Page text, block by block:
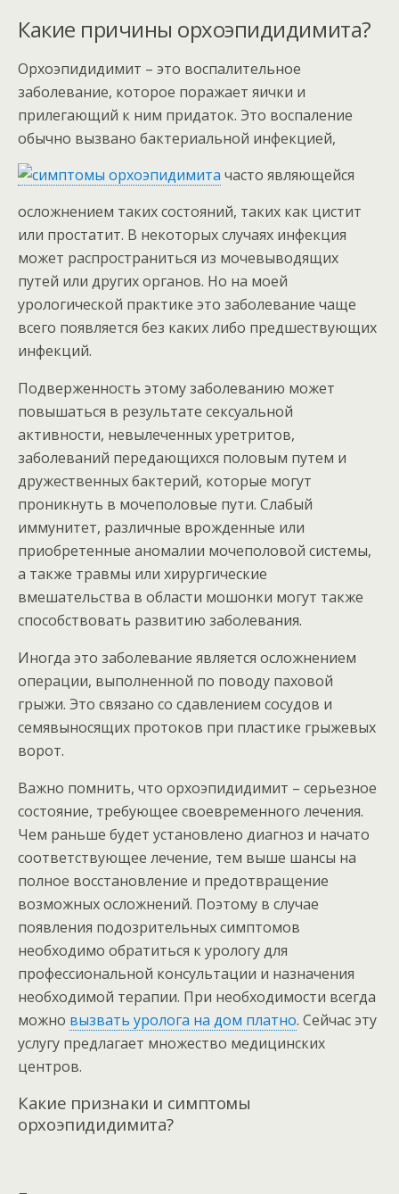
Какие причины орхоэпидидимита?
Орхоэпидидимит – это воспалительное
заболевание, которое поражает яички и
прилегающий к ним придаток. Это воспаление
обычно вызвано бактериальной инфекцией,
часто являющейся
осложнением таких состояний, таких как цистит
или простатит. В некоторых случаях инфекция
может распространиться из мочевыводящих
путей или других органов. Но на моей
урологической практике это заболевание чаще
всего появляется без каких либо предшествующих
инфекций.
Подверженность этому заболеванию может
повышаться в результате сексуальной
активности, невылеченных уретритов,
заболеваний передающихся половым путем и
дружественных бактерий, которые могут
проникнуть в мочеполовые пути. Слабый
иммунитет, различные врожденные или
приобретенные аномалии мочеполовой системы,
а также травмы или хирургические
вмешательства в области мошонки могут также
способствовать развитию заболевания.
Иногда это заболевание является осложнением
операции, выполненной по поводу паховой
грыжи. Это связано со сдавлением сосудов и
семявыносящих протоков при пластике грыжевых
ворот.
Важно помнить, что орхоэпидидимит – серьезное
состояние, требующее своевременного лечения.
Чем раньше будет установлено диагноз и начато
соответствующее лечение, тем выше шансы на
полное восстановление и предотвращение
возможных осложнений. Поэтому в случае
появления подозрительных симптомов
необходимо обратиться к урологу для
профессиональной консультации и назначения
необходимой терапии. При необходимости всегда
можно вызвать уролога на дом платно. Сейчас эту
услугу предлагает множество медицинских
центров.
Какие признаки и симптомы
орхоэпидидимита?